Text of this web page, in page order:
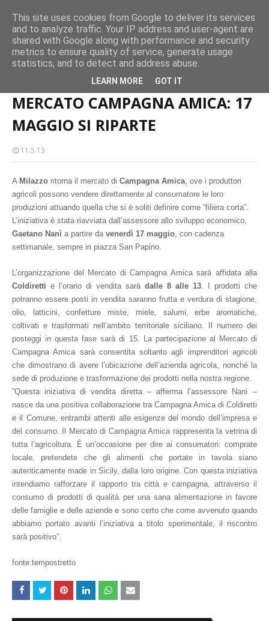
Milazzo 28ª Sagra del Pesce a Vaccarella: il programma
EVENTI
MERCATO CAMPAGNA AMICA: 17 MAGGIO SI RIPARTE
MERCATO CAMPAGNA AMICA: 17
MAGGIO SI RIPARTE
11.5.13
A Milazzo ritorna il mercato di Campagna Amica, ove i produttori
agricoli possono vendere direttamente al consumatore le loro
produzioni attuando quella che si è soliti definire come “filiera corta”.
L’iniziativa è stata riavviata dall’assessore allo sviluppo economico,
Gaetano Nanì a partire davenerdì 17 maggio, con cadenza
settimanale, sempre in piazza San Papino.
L’organizzazione del Mercato di Campagna Amica sarà affidata alla
Coldiretti e l’orario di vendita sarà dalle 8 alle 13. I prodotti che
potranno essere posti in vendita saranno frutta e verdura di stagione,
olio, latticini, confetture miste, miele, salumi, erbe aromatiche,
coltivati e trasformati nell’ambito territoriale siciliano. Il numero dei
posteggi in questa fase sarà di 15. La partecipazione al Mercato di
Campagna Amica sarà consentita soltanto agli imprenditori agricoli
che dimostrano di avere l’ubicazione dell’azienda agricola, nonché la
sede di produzione e trasformazione dei prodotti nella nostra regione.
”Questa iniziativa di vendita diretta – afferma l’assessore Nanì –
nasce da una positiva collaborazione tra Campagna Amica di Coldiretti
e il Comune, entrambi attenti alle esigenze del mondo dell’impresa e
del consumo. Il Mercato di Campagna Amica rappresenta la vetrina di
tutta l’agricoltura. È un’occasione per dire ai consumatori: comprate
locale, pretendete che gli alimenti che portate in tavola siano
autenticamente made in Sicily, dalla loro origine. Con questa iniziativa
intendiamo rafforzare il rapporto tra città e campagna, attraverso il
consumo di prodotti di qualità per una sana alimentazione in favore
delle famiglie e delle aziende e sono certo che come avvenuto quando
abbiamo portato avanti l’iniziativa a titolo sperimentale, il riscontro
sarà positivo”.
fonte:tempostretto
This site uses cookies from Google to deliver its services
and to analyze traffic. Your IP address and user-agent are
shared with Google along with performance and security
metrics to ensure quality of service, generate usage
statistics, and to detect and address abuse.
LEARN MORE GOT IT